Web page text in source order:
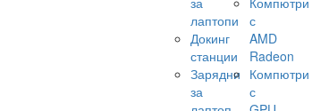
лаптопи
Докинг
станции
Зарядни
за
с
AMD
Radeon
Компютри
с